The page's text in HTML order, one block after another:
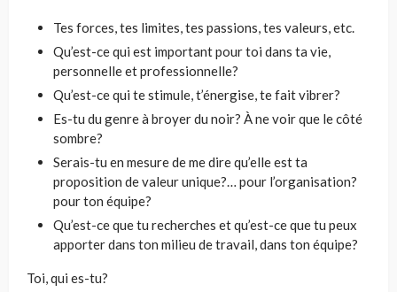
Tes forces, tes limites, tes passions, tes valeurs, etc.
Qu’est-ce qui est important pour toi dans ta vie,
personnelle et professionnelle?
Qu’est-ce qui te stimule, t’énergise, te fait vibrer?
Es-tu du genre à broyer du noir? À ne voir que le côté
sombre?
Serais-tu en mesure de me dire qu’elle est ta
proposition de valeur unique?… pour l’organisation?
pour ton équipe?
Qu’est-ce que tu recherches et qu’est-ce que tu peux
apporter dans ton milieu de travail, dans ton équipe?
Toi, qui es-tu?